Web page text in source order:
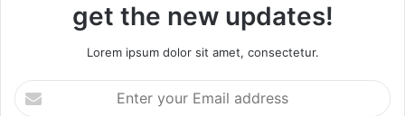
get the new updates!
Lorem ipsum dolor sit amet, consectetur.
Enter
your